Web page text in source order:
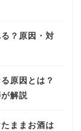
？原因・対
原因とは？
解説
ままお酒は